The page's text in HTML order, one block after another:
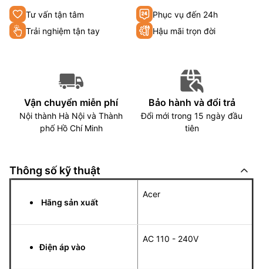
Tư vấn tận tâm
Phục vụ đến 24h
Trải nghiệm tận tay
Hậu mãi trọn đời
Vận chuyển miễn phí
Nội thành Hà Nội và Thành
phố Hồ Chí Minh
Bảo hành và đổi trả
Đổi mới trong 15 ngày đầu
tiên
Thông số kỹ thuật
Hãng sản xuất
Acer
Điện áp vào
AC 110 - 240V